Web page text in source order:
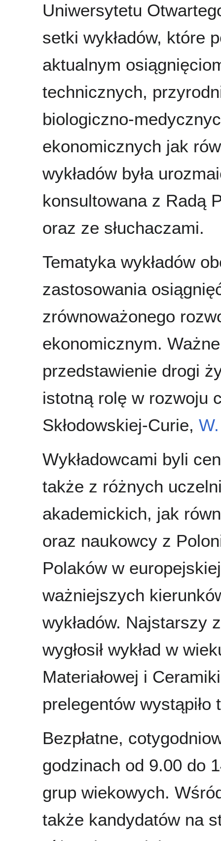
Uniwersytetu
setki wykładów, które
aktualnym
technicznych,
biologiczno-
ekonomicznych jak
wykładów była
konsultowana z Radą
oraz ze słuchaczami.
Tematyka wykładów
zastosowania
zrównoważonego
ekonomicznym.
przedstawienie drogi
istotną rolę w rozwoju
Skłodowskiej-Curie,
Wykładowcami byli
także z różnych
akademickich, jak
oraz naukowcy z
Polaków w
ważniejszych
wykładów. Najstarszy
wygłosił wykład w
Materiałowej i
prelegentów
Bezpłatne,
godzinach od 9.00 do
grup wiekowych.
także kandydatów na